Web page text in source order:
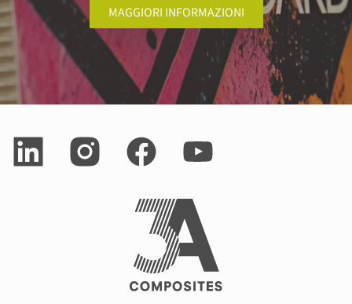
MAGGIORI INFORMAZIONI